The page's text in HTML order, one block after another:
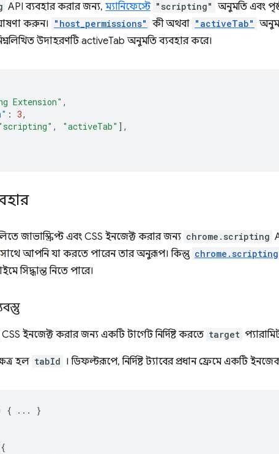
API ব্যবহার করার জন্য, ম্যানিফেস্টে "scripting" অনুমতি এবং
করুন। "host_permissions" কী অথবা "activeTab"
উদাহরণটি activeTab অনুমতি ব্যবহার করে।
Extension" ,
: 3,
, "activeTab" ],
জাভাস্ক্রিপ্ট এবং CSS ইনজেক্ট করার জন্য chrome.scripting
আপনি যা করতে পারেন তার অনুরূপ। কিন্তু chrome.scripting
সিদ্ধান্ত নিতে পারে।
ইনজেক্ট করার জন্য একটি টার্গেট নির্দিষ্ট করতে target
হল tabId । ডিফল্টরূপে, নির্দিষ্ট ট্যাবের প্রধান ফ্রেমে একটি
{ ... }